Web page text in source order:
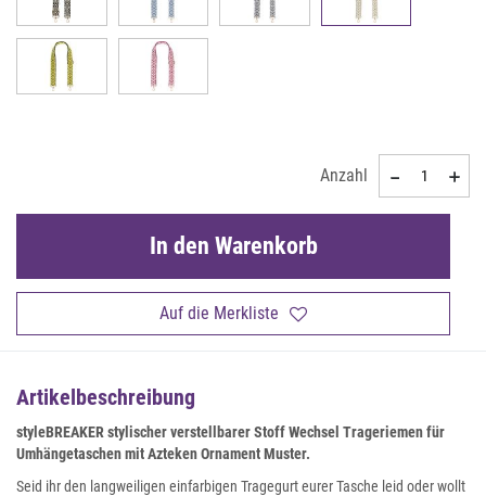
Anzahl
Auf die Merkliste
In den Warenkorb
Artikelbeschreibung
styleBREAKER stylischer verstellbarer Stoff Wechsel Trageriemen für
Umhängetaschen mit Azteken Ornament Muster.
Seid ihr den langweiligen einfarbigen Tragegurt eurer Tasche leid oder wollt